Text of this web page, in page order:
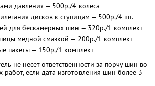
давления — 500р./4 колеса
дисков к ступицам — 500р./4 шт.
для бескамерных шин — 320р./1 комплект
медной смазкой — 200р./1 комплект
пакеты — 150р./1 комплект
не несёт ответственности за порчу шин во
если дата изготовления шин более 3